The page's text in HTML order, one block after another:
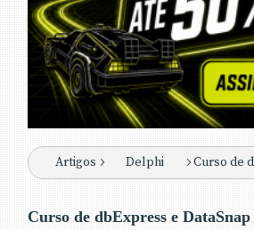
Artigos Delphi
Curso de dbExpress e DataSnap